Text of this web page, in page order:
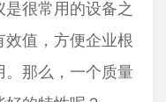
很常用的设备之
值，方便企业根
那么，一个质量